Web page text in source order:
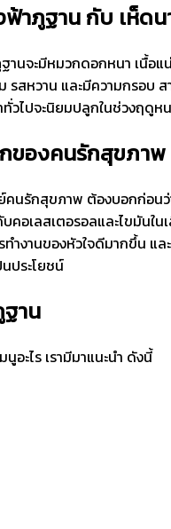
าภูฐาน กับ เห็ด
นจะมีหมวกดอกหนา เนื้อแ
รสหวาน และมีความกรอ
วไปจะนิยมปลูกในช่วงฤดู
ของคนรักสุขภาพ
รักสุขภาพ ต้องบอกก่อนว่
คอเลสเตอรอลและไขมัน
ำงานของหัวใจดีมากขึ้น
ประโยชน์
าน
อะไร เรามีมาแนะนำ ดังนี้